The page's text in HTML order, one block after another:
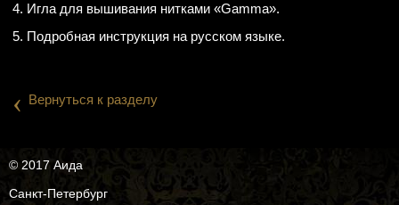
4. Игла для вышивания нитками «Gamma».
5. Подробная инструкция на русском языке.
‹ Вернуться к разделу
© 2017 Аида
Санкт-Петербург